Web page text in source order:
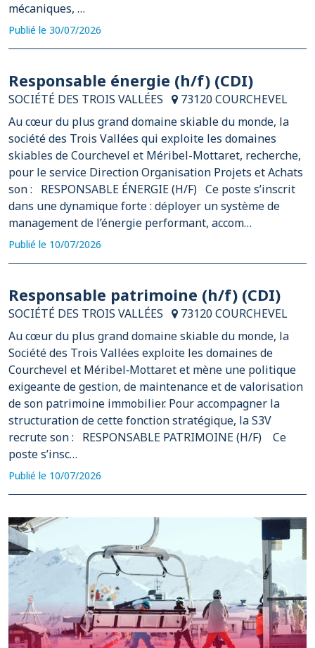
mécaniques, …
Publié le 30/07/2026
Responsable énergie (h/f) (CDI)
SOCIÉTÉ DES TROIS VALLÉES
73120 COURCHEVEL
Au cœur du plus grand domaine skiable du monde, la
société des Trois Vallées qui exploite les domaines
skiables de Courchevel et Méribel-Mottaret, recherche,
pour le service Direction Organisation Projets et Achats
son : RESPONSABLE ÉNERGIE (H/F) Ce poste s’inscrit
dans une dynamique forte : déployer un système de
management de l’énergie performant, accom…
Publié le 10/07/2026
Responsable patrimoine (h/f) (CDI)
SOCIÉTÉ DES TROIS VALLÉES
73120 COURCHEVEL
Au cœur du plus grand domaine skiable du monde, la
Société des Trois Vallées exploite les domaines de
Courchevel et Méribel‑Mottaret et mène une politique
exigeante de gestion, de maintenance et de valorisation
de son patrimoine immobilier. Pour accompagner la
structuration de cette fonction stratégique, la S3V
recrute son : RESPONSABLE PATRIMOINE (H/F) Ce
poste s’insc…
Publié le 10/07/2026